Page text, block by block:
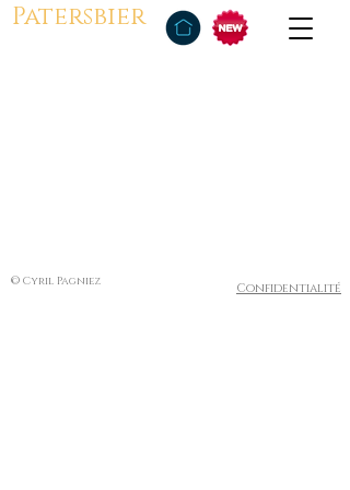
Patersbier
© Cyril Pagniez Confidentialité